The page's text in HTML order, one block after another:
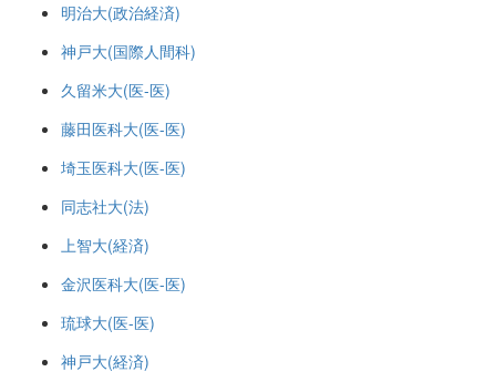
明治大(政治経済)
神戸大(国際人間科)
久留米大(医-医)
藤田医科大(医-医)
埼玉医科大(医-医)
同志社大(法)
上智大(経済)
金沢医科大(医-医)
琉球大(医-医)
神戸大(経済)